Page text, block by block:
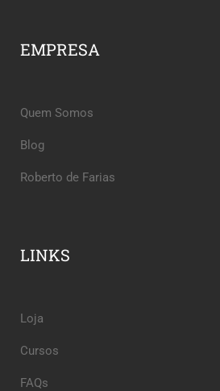
EMPRESA
Quem Somos
Blog
Roberto de Farias
LINKS
Loja
Cursos
FAQs